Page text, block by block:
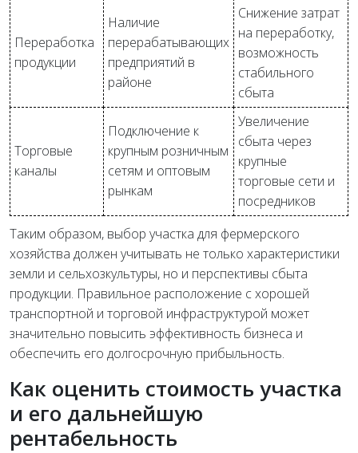
Переработка
продукции
Наличие
перерабатывающих
предприятий в
районе
Снижение затрат
на переработку,
возможность
стабильного
сбыта
Торговые
каналы
Подключение к
крупным розничным
сетям и оптовым
рынкам
Увеличение
сбыта через
крупные
торговые сети и
посредников
Таким образом, выбор участка для фермерского
хозяйства должен учитывать не только характеристики
земли и сельхозкультуры, но и перспективы сбыта
продукции. Правильное расположение с хорошей
транспортной и торговой инфраструктурой может
значительно повысить эффективность бизнеса и
обеспечить его долгосрочную прибыльность.
Как оценить стоимость участка
и его дальнейшую
рентабельность